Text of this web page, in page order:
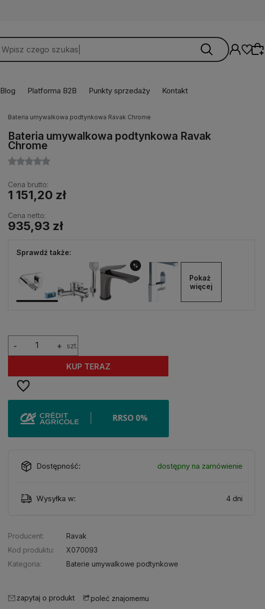
oferty lub zaloguj się, aby przywrócić dodane
Blog Platforma B2B Punkty sprzedaży Kontakt
Bateria umywalkowa podtynkowa Ravak Chrome
Bateria umywalkowa podtynkowa Ravak
Chrome
Cena brutto:
1 151,20 zł
Cena netto:
935,93 zł
Sprawdź także:
%
Pokaż
więcej
+
- szt.
KUP TERAZ
Dostępność: dostępny na zamówienie
Wysyłka w: 4 dni
Producent:
Ravak
Kod produktu:
X070093
Kategoria:
Baterie umywalkowe podtynkowe
zapytaj o produkt poleć znajomemu